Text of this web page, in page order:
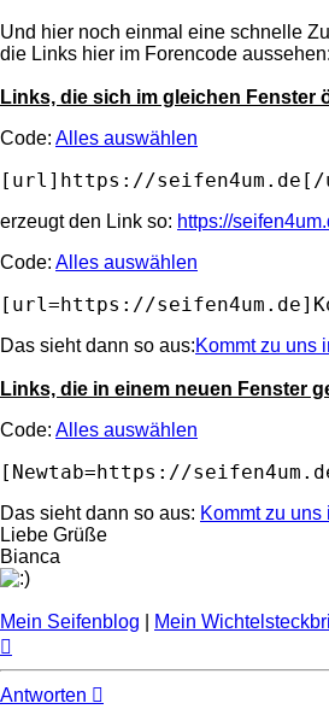
Und hier noch einmal eine schnelle
die Links hier im Forencode aussehen:
Links, die sich im gleichen Fenster
Code: Alles auswählen
erzeugt den Link so: https://
Code: Alles auswählen
Das sieht dann so aus:Kommt zu uns
Links, die in einem neuen Fenster
Code: Alles auswählen
Das sieht dann so aus: Kommt zu uns
Liebe Grüße
Bianca
Mein Seifenblog
Mein
Antworten